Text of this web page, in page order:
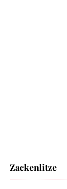
Zackenlitze